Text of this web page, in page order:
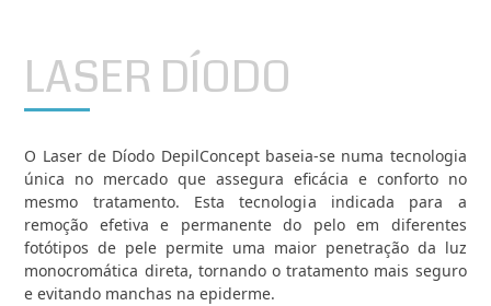
LASER DÍODO
O Laser de Díodo DepilConcept baseia-se numa tecnologia
única no mercado que assegura eficácia e conforto no
mesmo tratamento. Esta tecnologia indicada para a
remoção efetiva e permanente do pelo em diferentes
fotótipos de pele permite uma maior penetração da luz
monocromática direta, tornando o tratamento mais seguro
e evitando manchas na epiderme.